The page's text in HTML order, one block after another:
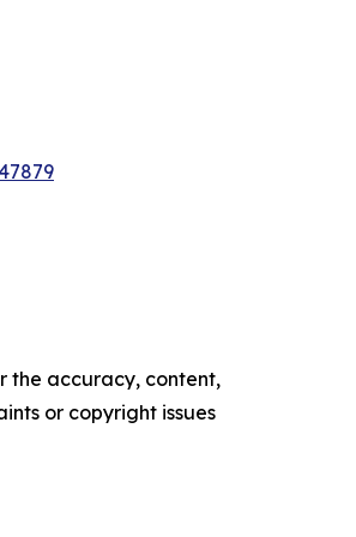
the accuracy, content,
or copyright issues